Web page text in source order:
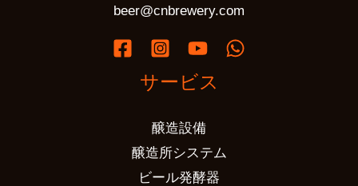
beer@cnbrewery.com
サービス
醸造設備
醸造所システム
ビール発酵器